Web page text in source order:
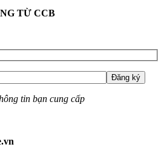
TỪ CCB
tin bạn cung cấp